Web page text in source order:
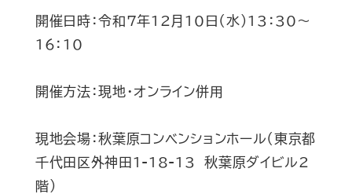
開催日時：令和7年12月10日（水）13：30～
16：10
開催方法：現地・オンライン併用
現地会場：秋葉原コンベンションホール（東京都
千代田区外神田1-18-13 秋葉原ダイビル2
階）